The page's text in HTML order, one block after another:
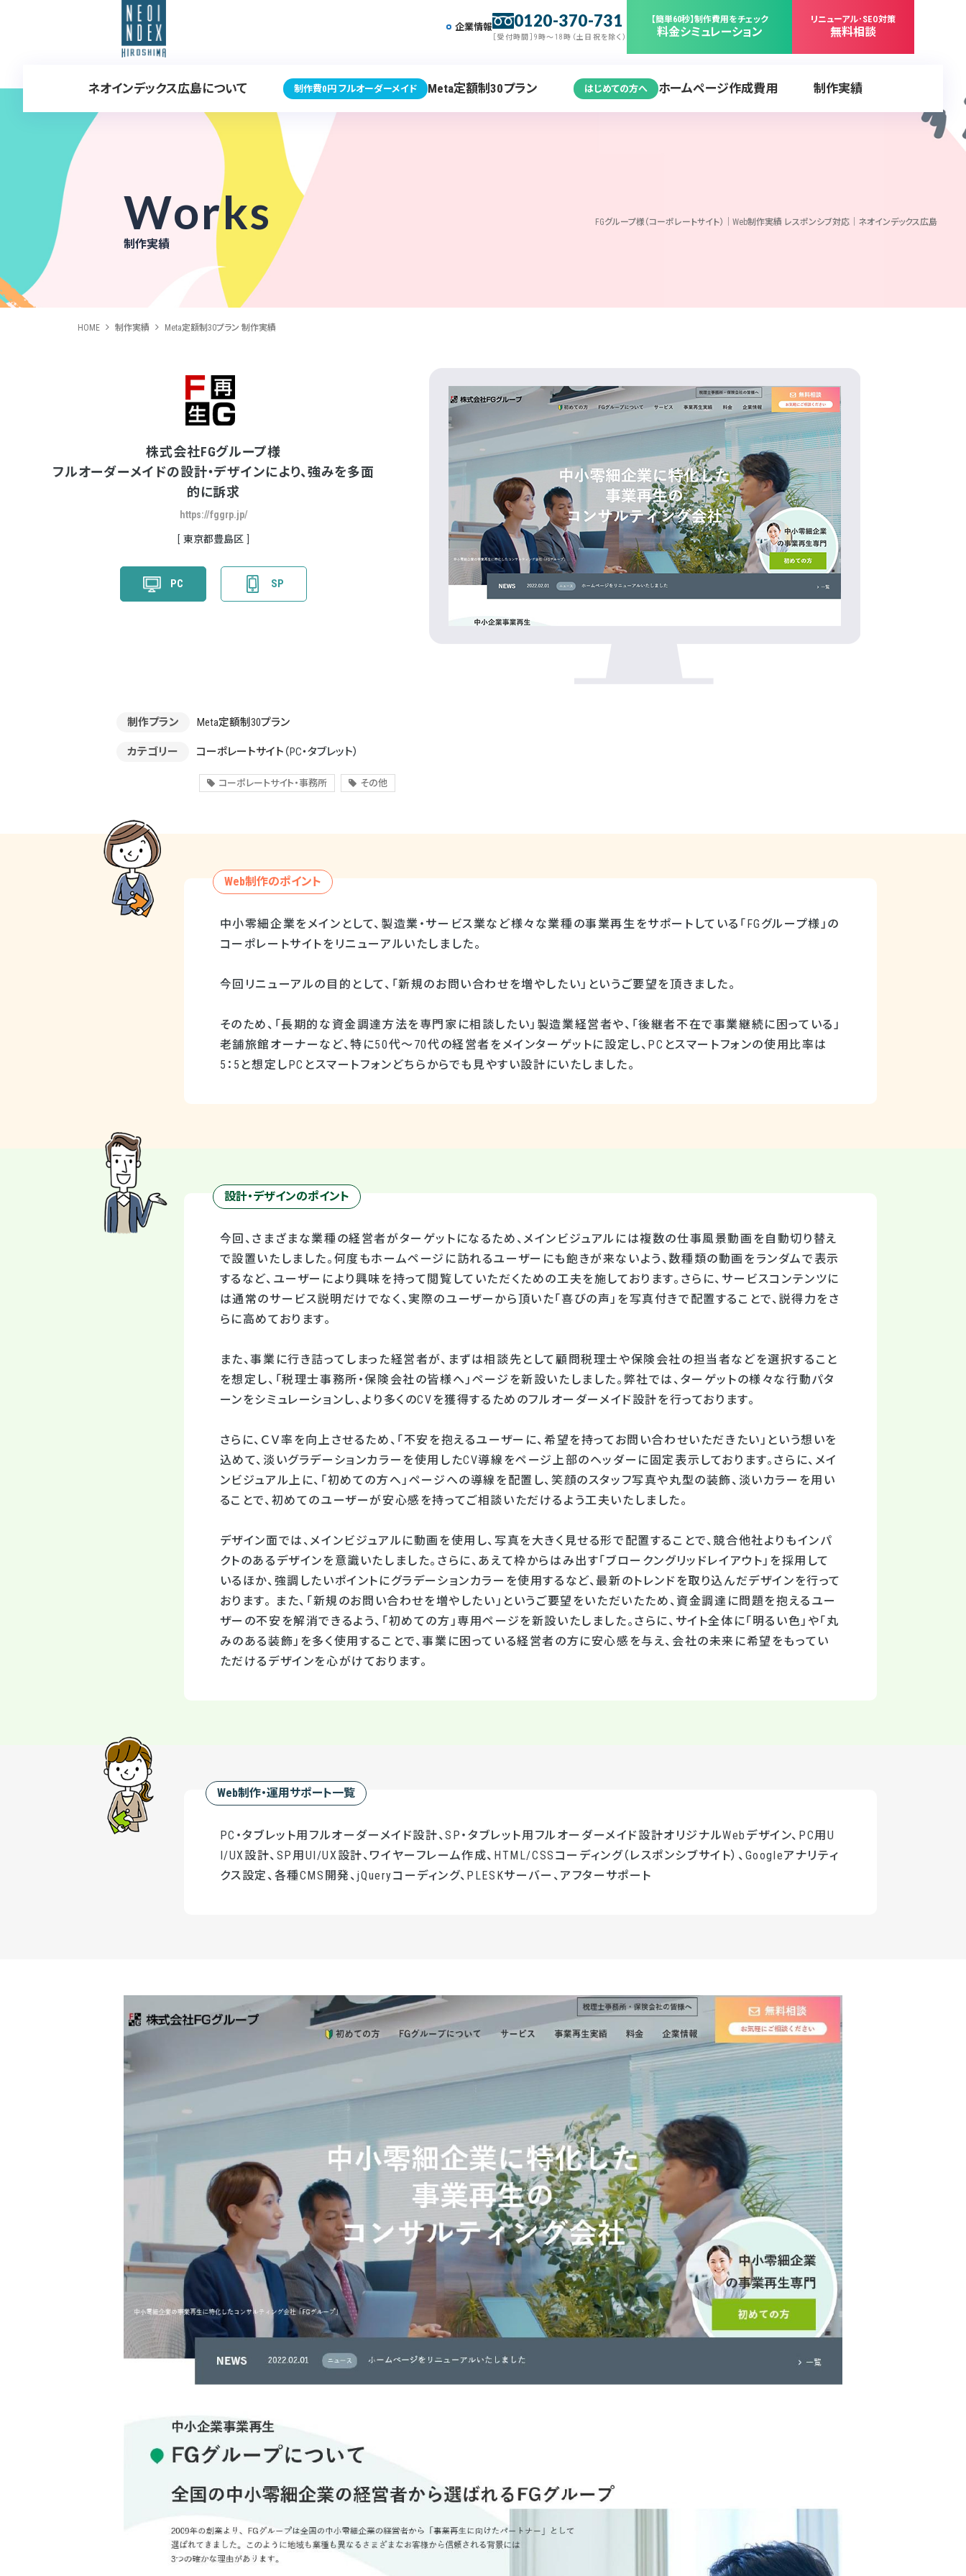
企業情報 0120-370-731
［受付時間］9時～18時（土日祝を除く）
【簡単60秒】制作費用をチェック
料金シミュレーション
リニューアル･SEO対策
無料相談
ネオインデックス広島について 制作費0円 フルオーダーメイド Meta定額制30プラン はじめての方へ ホームページ作成費用 制作実績
FGグループ様（コーポレートサイト）｜Web制作実績 レスポンシブ対応｜ネオインデックス広島
Works
制作実績
HOME 制作実績 Meta定額制30プラン 制作実績
株式会社FGグループ様
フルオーダーメイドの設計・デザインにより、強みを多面
的に訴求
https://fggrp.jp/
東京都豊島区
PC SP
制作プラン Meta定額制30プラン
カテゴリー コーポレートサイト （PC・タブレット）
コーポレートサイト・事務所 その他
Web制作のポイント
中小零細企業をメインとして、製造業・サービス業など様々な業種の事業再生をサポートしている「FGグループ様」の
コーポレートサイトをリニューアルいたしました。
今回リニューアルの目的として、「新規のお問い合わせを増やしたい」というご要望を頂きました。
そのため、「長期的な資金調達方法を専門家に相談したい」製造業経営者や、「後継者不在で事業継続に困っている」
老舗旅館オーナーなど、特に50代～70代の経営者をメインターゲットに設定し、PCとスマートフォンの使用比率は
5：5と想定しPCとスマートフォンどちらからでも見やすい設計にいたしました。
設計・デザインのポイント
今回、さまざまな業種の経営者がターゲットになるため、メインビジュアルには複数の仕事風景動画を自動切り替え
で設置いたしました。何度もホームページに訪れるユーザーにも飽きが来ないよう、数種類の動画をランダムで表示
するなど、ユーザーにより興味を持って閲覧していただくための工夫を施しております。さらに、サービスコンテンツに
は通常のサービス説明だけでなく、実際のユーザーから頂いた「喜びの声」を写真付きで配置することで、説得力をさ
らに高めております。
また、事業に行き詰ってしまった経営者が、まずは相談先として顧問税理士や保険会社の担当者などを選択すること
を想定し、「税理士事務所・保険会社の皆様へ」ページを新設いたしました。弊社では、ターゲットの様々な行動パタ
ーンをシミュレーションし、より多くのCVを獲得するためのフルオーダーメイド設計を行っております。
さらに、ＣＶ率を向上させるため、「不安を抱えるユーザーに、希望を持ってお問い合わせいただきたい」という想いを
込めて、淡いグラデーションカラーを使用したCV導線をページ上部のヘッダーに固定表示しております。さらに、メイ
ンビジュアル上に、「初めての方へ」ページへの導線を配置し、笑顔のスタッフ写真や丸型の装飾、淡いカラーを用い
ることで、初めてのユーザーが安心感を持ってご相談いただけるよう工夫いたしました。
デザイン面では、メインビジュアルに動画を使用し、写真を大きく見せる形で配置することで、競合他社よりもインパ
クトのあるデザインを意識いたしました。さらに、あえて枠からはみ出す「ブロークングリッドレイアウト」を採用して
いるほか、強調したいポイントにグラデーションカラーを使用するなど、最新のトレンドを取り込んだデザインを行って
おります。 また、「新規のお問い合わせを増やしたい」というご要望をいただいたため、資金調達に問題を抱えるユー
ザーの不安を解消できるよう、「初めての方」専用ページを新設いたしました。さらに、サイト全体に「明るい色」や「丸
みのある装飾」を多く使用することで、事業に困っている経営者の方に安心感を与え、会社の未来に希望をもってい
ただけるデザインを心がけております。
Web制作・運用サポート一覧
PC・タブレット用フルオーダーメイド設計、SP・タブレット用フルオーダーメイド設計オリジナルWebデザイン、PC用U
I/UX設計、SP用UI/UX設計、ワイヤーフレーム作成、HTML/CSSコーディング（レスポンシブサイト）、Googleアナリティ
クス設定、各種CMS開発、jQueryコーディング、PLESKサーバー、アフターサポート